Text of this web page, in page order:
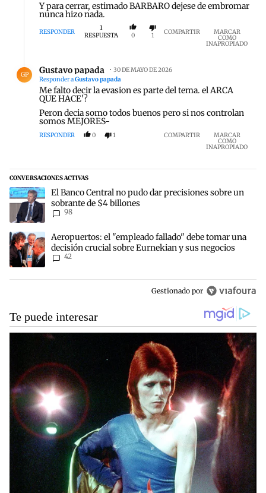
Y para cerrar, estimado BARBARO dejese de embromar
nunca hizo nada.
RESPONDER
1
RESPUESTA
0 1 COMPARTIR MARCAR
COMO
INAPROPIADO
GP Gustavo papada
30 DE MAYO DE 2026
Responder aGustavo papada
Me falto decir la evasion es parte del tema. el ARCA
QUE HACE'?
Peron decia somo todos buenos pero si nos controlan
somos MEJORES-
RESPONDER 0 1 COMPARTIR MARCAR
COMO
INAPROPIADO
CONVERSACIONES ACTIVAS
Este listado muestra los artículos con más comentarios en los
Un artículo de tendencia con el título "El Banco Central no pudo
El Banco Central no pudo dar precisiones sobre un
sobrante de $4 billones
98
Un artículo de tendencia con el título "Aeropuertos: el "empleado
Aeropuertos: el "empleado fallado" debe tomar una
decisión crucial sobre Eurnekian y sus negocios
42
Gestionado por